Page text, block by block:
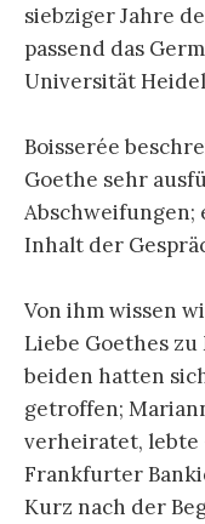
siebziger Jahre
passend das
Universität
Boisserée
Goethe sehr
Abschweifungen;
Inhalt der
Von ihm wissen
Liebe Goethes
beiden hatten
getroffen;
verheiratet, lebte
Frankfurter
Kurz nach der